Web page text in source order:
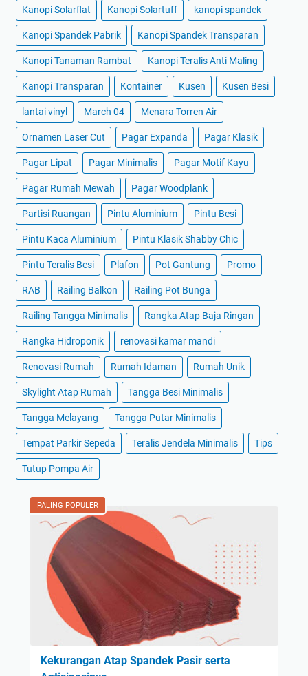
Kanopi Solarflat Kanopi Solartuff kanopi spandek
Kanopi Spandek Pabrik Kanopi Spandek Transparan
Kanopi Tanaman Rambat Kanopi Teralis Anti Maling
Kanopi Transparan Kontainer Kusen Kusen Besi
lantai vinyl March 04 Menara Torren Air
Ornamen Laser Cut Pagar Expanda Pagar Klasik
Pagar Lipat Pagar Minimalis Pagar Motif Kayu
Pagar Rumah Mewah Pagar Woodplank
Partisi Ruangan Pintu Aluminium Pintu Besi
Pintu Kaca Aluminium Pintu Klasik Shabby Chic
Pintu Teralis Besi Plafon Pot Gantung Promo
RAB Railing Balkon Railing Pot Bunga
Railing Tangga Minimalis Rangka Atap Baja Ringan
Rangka Hidroponik renovasi kamar mandi
Renovasi Rumah Rumah Idaman Rumah Unik
Skylight Atap Rumah Tangga Besi Minimalis
Tangga Melayang Tangga Putar Minimalis
Tempat Parkir Sepeda Teralis Jendela Minimalis Tips
Tutup Pompa Air
PALING POPULER
Kekurangan Atap Spandek Pasir serta